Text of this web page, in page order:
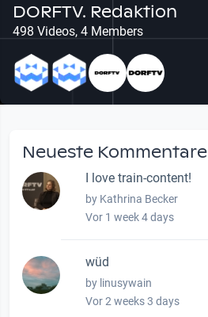
DORFTV. Redaktion
498 Videos, 4 Members
Neueste Kommentare
I love train-content!
by Kathrina Becker
Vor 1 week 4 days
wüd
by linusywain
Vor 2 weeks 3 days